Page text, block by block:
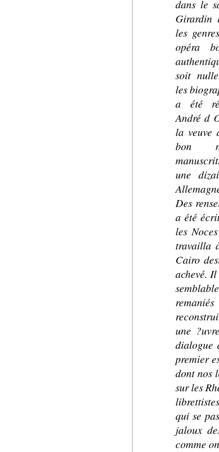
dans le
Girardin
les
opéra
soit
les
a été
André d
la veuve
bon
une
Des
a été
les
travailla
Cairo
achevé.
une
dialogue
premier
dont nos
sur les
qui se
jaloux
comme